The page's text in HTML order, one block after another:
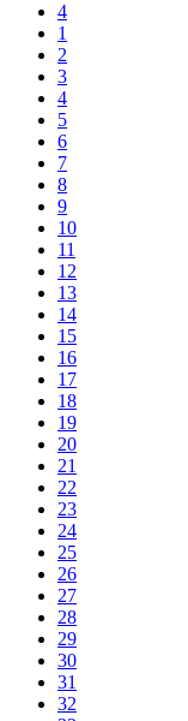
4
1
2
3
4
5
6
7
8
9
10
11
12
13
14
15
16
17
18
19
20
21
22
23
24
25
26
27
28
29
30
31
32